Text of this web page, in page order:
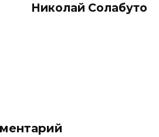
Николай Солабуто